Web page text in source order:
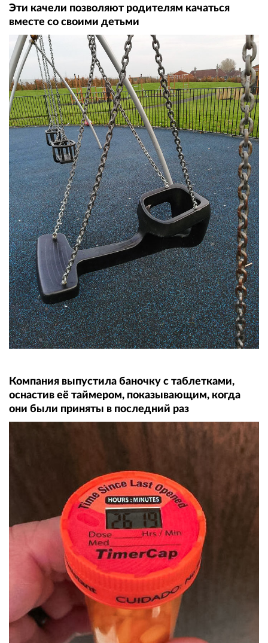
Эти качели позволяют родителям качаться
вместе со своими детьми
Компания выпустила баночку с таблетками,
оснастив её таймером, показывающим, когда
они были приняты в последний раз